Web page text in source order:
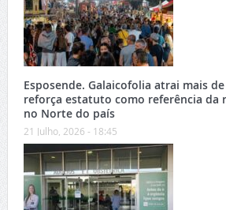
Esposende. Galaicofolia atrai mais
reforça estatuto como referência da
no Norte do país
21 Julho, 2026 - 18:45